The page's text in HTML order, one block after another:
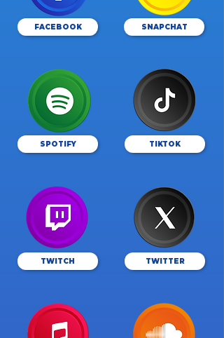
SNAPCHAT
FACEBOOK
TIKTOK
TWITCH TWITTER
SPOTIFY